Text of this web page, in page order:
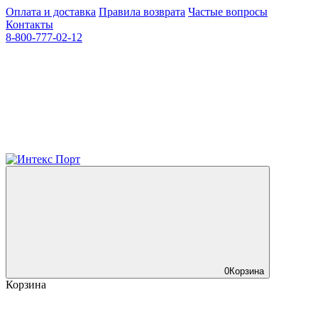
Оплата и доставка Правила возврата Частые вопросы
Контакты
8-800-777-02-12
0Корзина
Корзина